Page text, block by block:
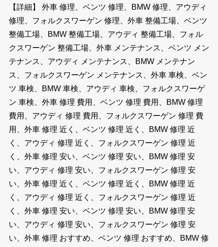
【詳細】 外車 修理、ベンツ 修理、BMW 修理、アウディ
修理、フォルクスワーゲン 修理、外車 整備工場、ベンツ
整備工場、BMW 整備工場、アウディ 整備工場、フォル
クスワーゲン 整備工場、外車 メンテナンス、ベンツ メン
テナンス、アウディ メンテナンス、BMW メンテナン
ス、フォルクスワーゲン メンテナンス、外車 車検、ベン
ツ 車検、BMW 車検、アウディ 車検、フォルクスワーゲ
ン 車検、外車 修理 費用、ベンツ 修理 費用、BMW 修理
費用、アウディ 修理 費用、フォルクスワーゲン 修理 費
用、外車 修理 近く、ベンツ 修理 近く、BMW 修理 近
く、アウディ 修理 近く、フォルクスワーゲン 修理 近
く、外車 修理 安い、ベンツ 修理 安い、BMW 修理 安
い、アウディ 修理 安い、フォルクスワーゲン 修理 安
い、外車 修理 近く、ベンツ 修理 近く、BMW 修理 近
く、アウディ 修理 近く、フォルクスワーゲン 修理 近
く、外車 修理 安い、ベンツ 修理 安い、BMW 修理 安
い、アウディ 修理 安い、フォルクスワーゲン 修理 安
い、外車 修理 おすすめ、ベンツ 修理 おすすめ、BMW 修